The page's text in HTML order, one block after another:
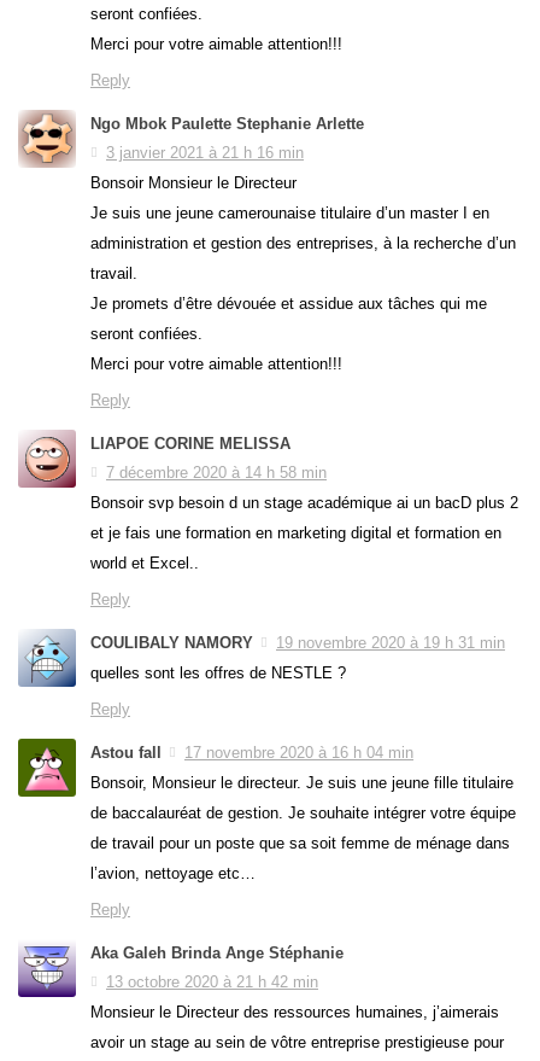
seront confiées.
Merci pour votre aimable attention!!!
Reply
Ngo Mbok Paulette Stephanie Arlette
3 janvier 2021 à 21 h 16 min
Bonsoir Monsieur le Directeur
Je suis une jeune camerounaise titulaire d’un master I en
administration et gestion des entreprises, à la recherche d’un
travail.
Je promets d’être dévouée et assidue aux tâches qui me
seront confiées.
Merci pour votre aimable attention!!!
Reply
LIAPOE CORINE MELISSA
7 décembre 2020 à 14 h 58 min
Bonsoir svp besoin d un stage académique ai un bacD plus 2
et je fais une formation en marketing digital et formation en
world et Excel..
Reply
COULIBALY NAMORY
19 novembre 2020 à 19 h 31 min
quelles sont les offres de NESTLE ?
Reply
Astou fall
17 novembre 2020 à 16 h 04 min
Bonsoir, Monsieur le directeur. Je suis une jeune fille titulaire
de baccalauréat de gestion. Je souhaite intégrer votre équipe
de travail pour un poste que sa soit femme de ménage dans
l’avion, nettoyage etc…
Reply
Aka Galeh Brinda Ange Stéphanie
13 octobre 2020 à 21 h 42 min
Monsieur le Directeur des ressources humaines, j’aimerais
avoir un stage au sein de vôtre entreprise prestigieuse pour